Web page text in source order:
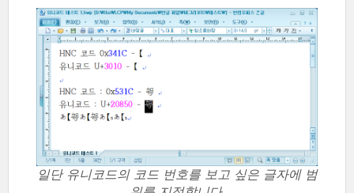
일단 유니코드의 코드 번호를 보고 싶은 글자에 범